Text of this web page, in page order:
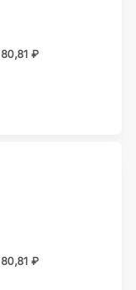
80,81 ₽
80,81 ₽